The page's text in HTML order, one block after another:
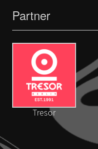
Partner
Tresor